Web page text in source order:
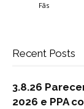
Fãs
Recent Posts
3.8.26
2026 e PPA